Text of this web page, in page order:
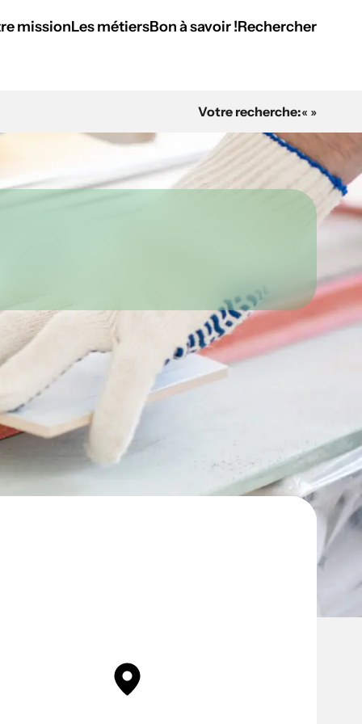
missionLes métiersBon à savoir !Rechercher
Votre recherche:« »